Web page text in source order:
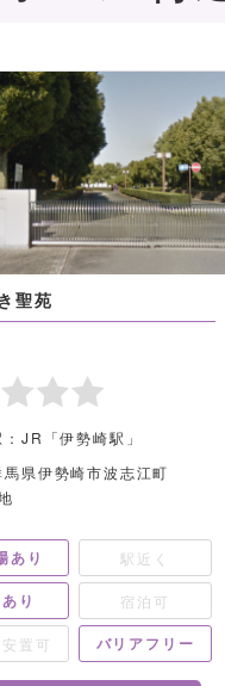
聖苑
JR「伊勢崎駅」
県伊勢崎市波志江町
あり 駅近く
り 宿泊可
置可 バリアフリー